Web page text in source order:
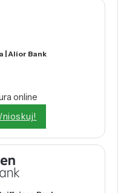
| Alior Bank
online